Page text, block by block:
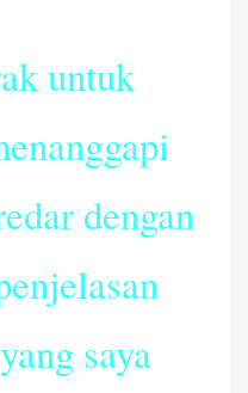
untuk
dengan
saya